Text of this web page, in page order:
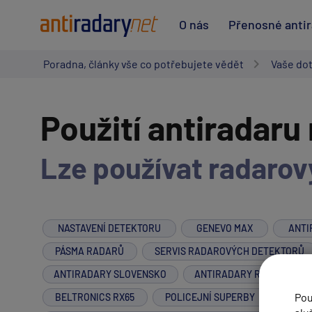
O nás Přenosné
Poradna, články vše co potřebujete vědět Vaše
Použití
Lze používat
NASTAVENÍ DETEKTORU GENEVO MAX
PÁSMA RADARŮ
SERVIS RADAROVÝCH DETEKTORŮ
ANTIRADARY SLOVENSKO
ANTIRADARY RAKOUSKO
BELTRONICS RX65
POLICEJNÍ SUPERBY